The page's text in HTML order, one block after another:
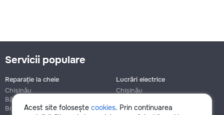
Acest site folosește cookies. Prin continuarea
Servicii populare
Reparație la cheie
Chișinău
Bălți
Botanica
Lucrări electrice
Chișinău
Botanica